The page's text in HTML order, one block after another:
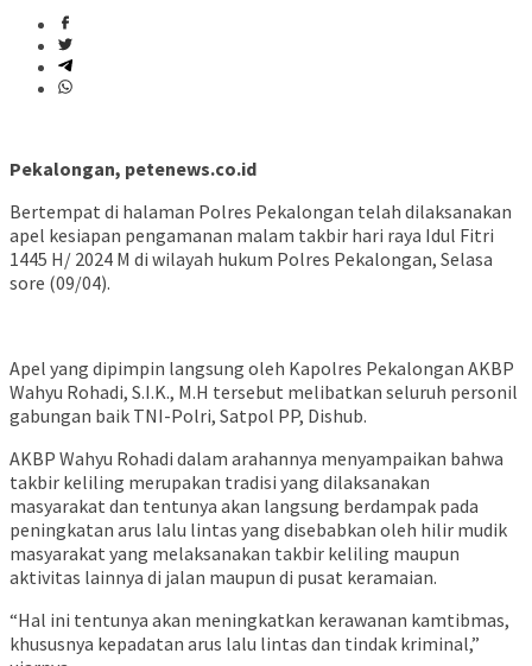
Pekalongan, petenews.co.id
Bertempat di halaman Polres Pekalongan telah dilaksanakan
apel kesiapan pengamanan malam takbir hari raya Idul Fitri
1445 H/ 2024 M di wilayah hukum Polres Pekalongan, Selasa
sore (09/04).
Apel yang dipimpin langsung oleh Kapolres Pekalongan AKBP
Wahyu Rohadi, S.I.K., M.H tersebut melibatkan seluruh personil
gabungan baik TNI-Polri, Satpol PP, Dishub.
AKBP Wahyu Rohadi dalam arahannya menyampaikan bahwa
takbir keliling merupakan tradisi yang dilaksanakan
masyarakat dan tentunya akan langsung berdampak pada
peningkatan arus lalu lintas yang disebabkan oleh hilir mudik
masyarakat yang melaksanakan takbir keliling maupun
aktivitas lainnya di jalan maupun di pusat keramaian.
“Hal ini tentunya akan meningkatkan kerawanan kamtibmas,
khususnya kepadatan arus lalu lintas dan tindak kriminal,”